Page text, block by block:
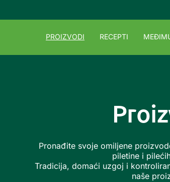
PROIZVODI RECEPTI
Pronađite svoje omiljene
piletine i
Tradicija, domaći uzgoj i
naše